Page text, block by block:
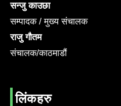
सन्जु काउछा
सम्पादक / मुख्य संचालक
राजु गौतम
संचालक/काठमाडौं
लिंकहरु